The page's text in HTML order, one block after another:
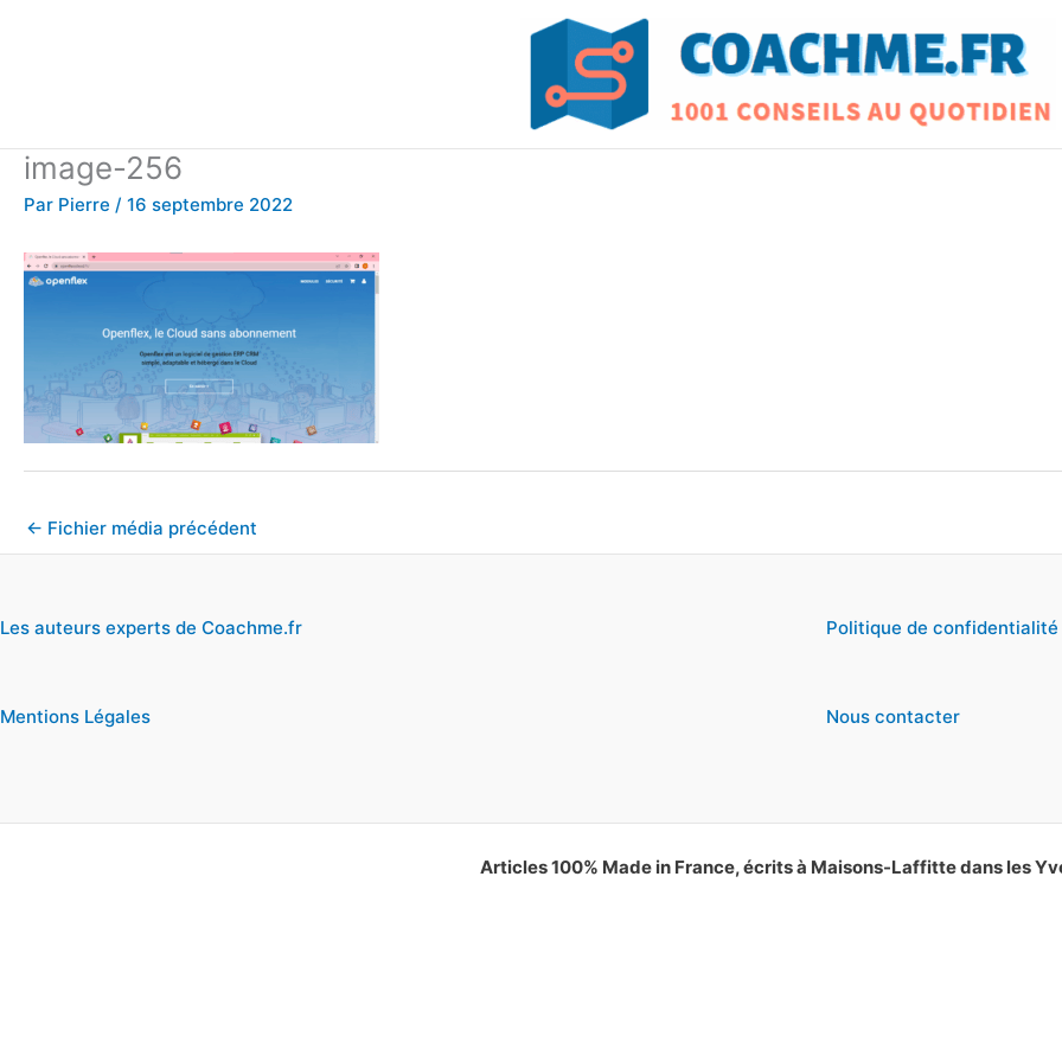
image-256
Par Pierre / 16 septembre 2022
← Fichier média précédent
Les auteurs experts de Coachme.fr
Mentions Légales
Politique de confidentialité
Nous contacter
Articles 100% Made in France, écrits à Maisons-Laffitte dans les